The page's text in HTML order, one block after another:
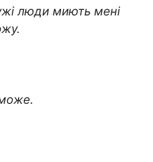
люди миють мені